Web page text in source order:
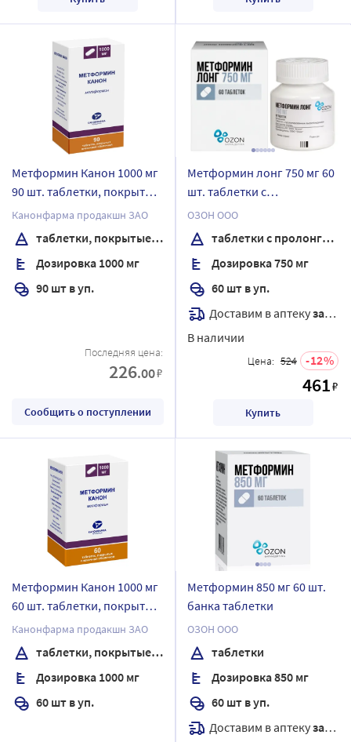
Метформин Канон 1000 мг
90 шт. таблетки, покрытые
пленочной оболочкой
банка
Канонфарма продакшн ЗАО
таблетки, покрытые пленочной оболочкой
Дозировка 1000 мг
90 шт в уп.
Последняя цена:
226.00₽
Сообщить о поступлении
Метформин лонг 750 мг 60
шт. таблетки с
пролонгированным
высвобождением
ОЗОН ООО
таблетки с пролонгированным высвобождением
Дозировка 750 мг
60 шт в уп.
Доставим в аптекузавтра
В наличии
Цена: 524 12
461₽
Купить
Метформин Канон 1000 мг
60 шт. таблетки, покрытые
пленочной оболочкой
банка
Канонфарма продакшн ЗАО
таблетки, покрытые пленочной оболочкой
Дозировка 1000 мг
60 шт в уп.
Метформин 850 мг 60 шт.
банка таблетки
ОЗОН ООО
таблетки
Дозировка 850 мг
60 шт в уп.
Доставим в аптекузавтра